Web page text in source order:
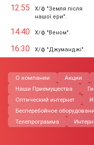
12:55
Х/ф "Земля після
нашої ери".
14:40 Х/ф "Веном".
16:30 Х/ф "Джуманджі".
О компании Акции
Наши Приемущества
Оптический интернет
Бесперебойное
Телепрограмма